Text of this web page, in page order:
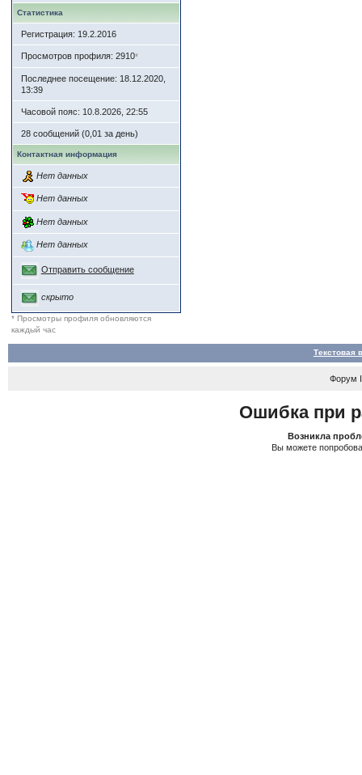
Статистика
Регистрация: 19.2.2016
Просмотров профиля: 2910*
Последнее посещение: 18.12.2020,
13:39
Часовой пояс: 10.8.2026, 22:55
28 сообщений (0,01 за день)
Контактная информация
Нет данных
Нет данных
Нет данных
Нет данных
Отправить сообщение
скрыто
* Просмотры профиля обновляются
каждый час
Текстовая
Форум
Ошибка при
Возникла
Вы можете